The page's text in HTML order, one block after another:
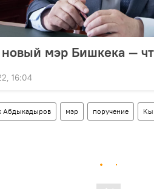
мэр Бишкека —
16:04
Абдыкадыров мэр поручение